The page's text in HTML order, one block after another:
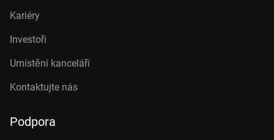
Kariéry
Investoři
Umístění kanceláří
Kontaktujte nás
Podpora